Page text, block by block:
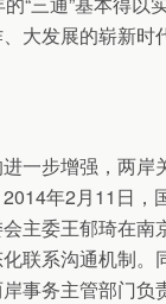
大发展的崭新时
一步增强，两岸
年2月11日，
主委王郁琦在南
联系沟通机制。
事务主管部门负